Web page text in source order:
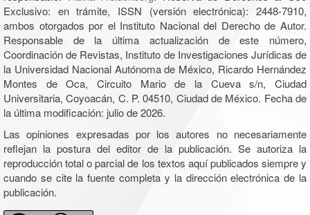
Exclusivo: en trámite, ISSN (versión electrónica): 2448-7910,
ambos otorgados por el Instituto Nacional del Derecho de Autor.
Responsable de la última actualización de este número,
Coordinación de Revistas, Instituto de Investigaciones Jurídicas de
la Universidad Nacional Autónoma de México, Ricardo Hernández
Montes de Oca, Circuito Mario de la Cueva s/n, Ciudad
Universitaria, Coyoacán, C. P. 04510, Ciudad de México. Fecha de
la última modificación: julio de 2026.
Las opiniones expresadas por los autores no necesariamente
reflejan la postura del editor de la publicación. Se autoriza la
reproducción total o parcial de los textos aquí publicados siempre y
cuando se cite la fuente completa y la dirección electrónica de la
publicación.